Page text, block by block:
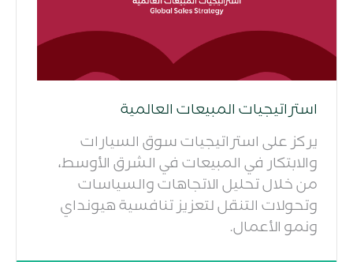
استراتيجيات المبيعات العالمية
يركز على استراتيجيات سوق السيارات
والابتكار في المبيعات في الشرق الأوسط،
من خلال تحليل الاتجاهات والسياسات
وتحولات التنقل لتعزيز تنافسية هيونداي
ونمو الأعمال.